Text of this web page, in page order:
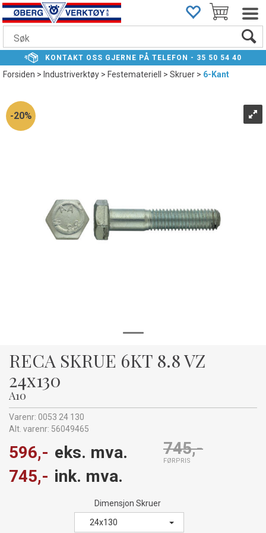
KONTAKT OSS GJERNE PÅ TELEFON - 35 50 54 40
Forsiden> Industriverktøy>Festemateriell >Skruer>6-Kant
20%
RECA SKRUE 6KT 8.8 VZ
24x130
A10
Varenr: 0053 24 130
Alt. varenr: 56049465
596,- eks. mva.
745,- ink. mva.
745,-
FØRPRIS
Dimensjon Skruer
24x130